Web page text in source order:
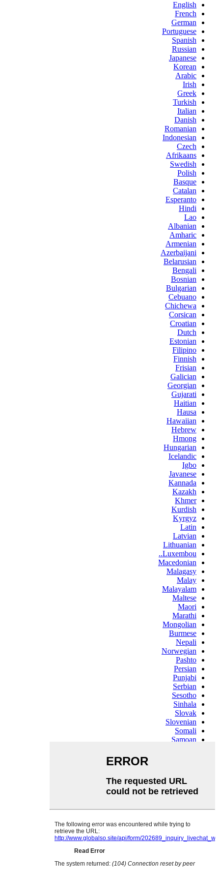
English
French
German
Portuguese
Spanish
Russian
Japanese
Korean
Arabic
Irish
Greek
Turkish
Italian
Danish
Romanian
Indonesian
Czech
Afrikaans
Swedish
Polish
Basque
Catalan
Esperanto
Hindi
Lao
Albanian
Amharic
Armenian
Azerbaijani
Belarusian
Bengali
Bosnian
Bulgarian
Cebuano
Chichewa
Corsican
Croatian
Dutch
Estonian
Filipino
Finnish
Frisian
Galician
Georgian
Gujarati
Haitian
Hausa
Hawaiian
Hebrew
Hmong
Hungarian
Icelandic
Igbo
Javanese
Kannada
Kazakh
Khmer
Kurdish
Kyrgyz
Latin
Latvian
Lithuanian
Luxembou..
Macedonian
Malagasy
Malay
Malayalam
Maltese
Maori
Marathi
Mongolian
Burmese
Nepali
Norwegian
Pashto
Persian
Punjabi
Serbian
Sesotho
Sinhala
Slovak
Slovenian
Somali
Samoan
Swahili
Tajik
Telugu
Ukrainian
Urdu
Welsh